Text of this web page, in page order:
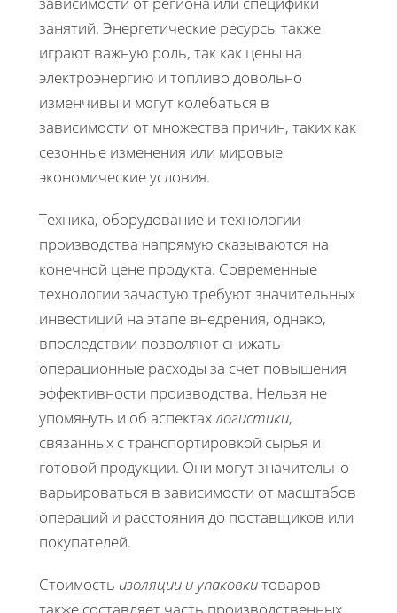
занятий. Энергетические ресурсы также
играют важную роль, так как цены на
электроэнергию и топливо довольно
изменчивы и могут колебаться в
зависимости от множества причин, таких как
сезонные изменения или мировые
экономические условия.
Техника, оборудование и технологии
производства напрямую сказываются на
конечной цене продукта. Современные
технологии зачастую требуют значительных
инвестиций на этапе внедрения, однако,
впоследствии позволяют снижать
операционные расходы за счет повышения
эффективности производства. Нельзя не
упомянуть и об аспектахлогистики,
связанных с транспортировкой сырья и
готовой продукции. Они могут значительно
варьироваться в зависимости от масштабов
операций и расстояния до поставщиков или
покупателей.
Стоимость изоляции и упаковкитоваров
также составляет часть производственных